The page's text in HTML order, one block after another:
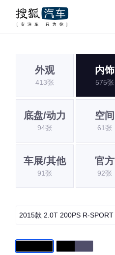
外观
413张
内饰
575张
底盘/动力
94张
空间
61张
车展/其他
91张
官方
92张
2015款 2.0T 200PS R-SPORT